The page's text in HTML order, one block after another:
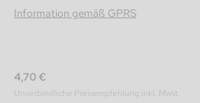
Information gemäß GPRS
4,70 €
Unverbindliche Preisempfehlung inkl. Mwst.